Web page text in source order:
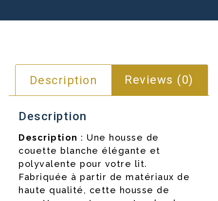
Description Reviews (0)
Description
Description : Une housse de
couette blanche élégante et
polyvalente pour votre lit.
Fabriquée à partir de matériaux de
haute qualité, cette housse de